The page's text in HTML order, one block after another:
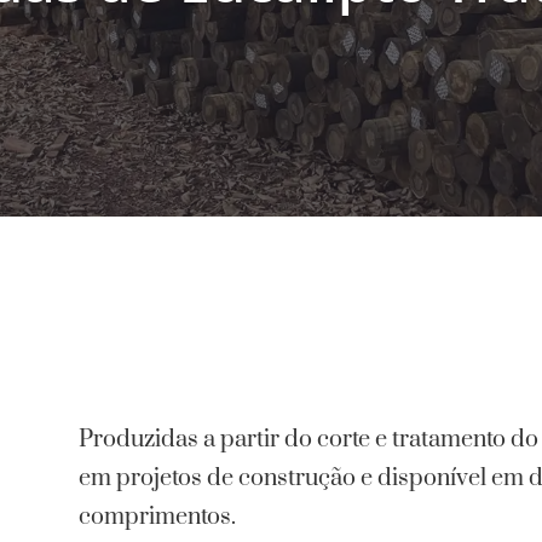
Produzidas a partir do corte e tratamento
em projetos de construção e disponível em
comprimentos.